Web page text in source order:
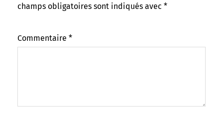
champs obligatoires sont indiqués avec *
Commentaire *